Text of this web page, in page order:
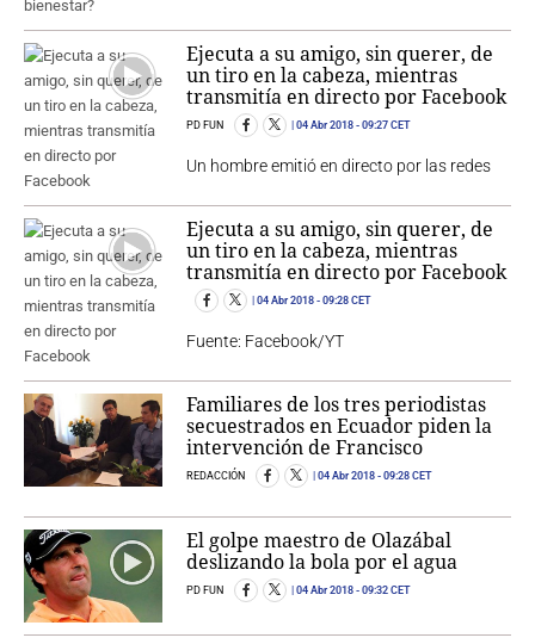
Ejecuta a su amigo, sin querer, de
un tiro en la cabeza, mientras
transmitía en directo por Facebook
PD FUN 04 Abr 2018 - 09:27 CET
Un hombre emitió en directo por las redes
Ejecuta a su amigo, sin querer, de
un tiro en la cabeza, mientras
transmitía en directo por Facebook
04 Abr 2018 - 09:28 CET
Fuente: Facebook/YT
Familiares de los tres periodistas
secuestrados en Ecuador piden la
intervención de Francisco
REDACCIÓN 04 Abr 2018 - 09:28 CET
El golpe maestro de Olazábal
deslizando la bola por el agua
PD FUN 04 Abr 2018 - 09:32 CET